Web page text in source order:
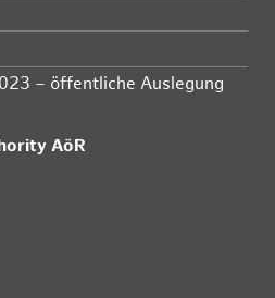
– öffentliche Auslegung
AöR